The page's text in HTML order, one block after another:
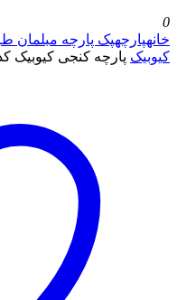
0
خانهپارچهپک پارچه مبلمان
کیوبیک پارچه کنجی کیوبیک کد